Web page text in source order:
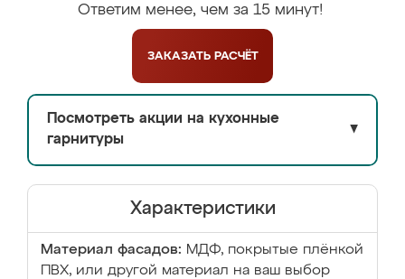
Ответим менее, чем за 15 минут!
ЗАКАЗАТЬ РАСЧЁТ
Посмотреть акции на кухонные
гарнитуры
▼
Характеристики
Материал фасадов: МДФ, покрытые плёнкой
ПВХ, или другой материал на ваш выбор